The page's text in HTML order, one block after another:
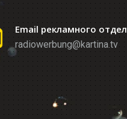
Email рекламного
radiowerbung@kartina.tv